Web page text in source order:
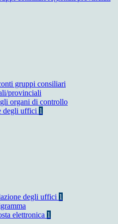
gruppi consiliari
provinciali
organi di controllo
degli uffici 1
degli uffici 1
elettronica 1